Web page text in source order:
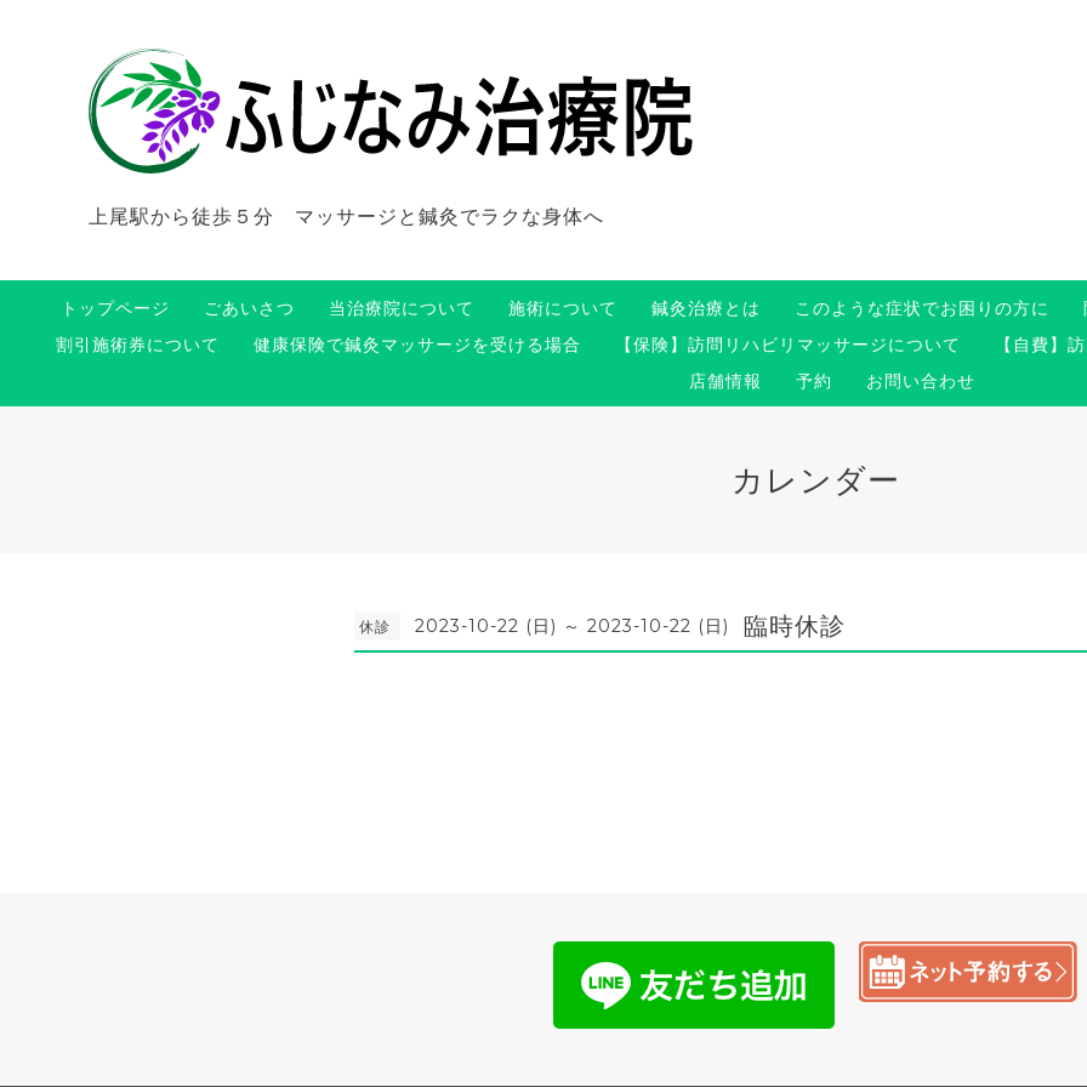
上尾駅から徒歩５分 マッサージと鍼灸でラクな身体へ
トップページ ごあいさつ 当治療院について 施術について 鍼灸治療とは このような症状でお困りの方に
割引施術券について
健康保険で鍼灸マッサージを受ける場合 【保険】訪問リハビリマッサージについて 【自費】
店舗情報
予約 お問い合わせ
カレンダー
休診 2023-10-22 (日) ～ 2023-10-22 (日) 臨時休診